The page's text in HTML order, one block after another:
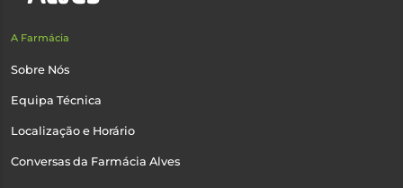
A Farmácia
Sobre Nós
Equipa Técnica
Localização e Horário
Conversas da Farmácia Alves